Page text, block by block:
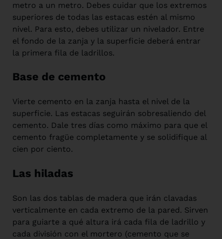
metro a un metro. Debes cuidar que los extremos
superiores de todas las estacas estén al mismo
nivel. Para esto, debes utilizar un nivelador. Entre
el fondo de la zanja y la superficie deberá entrar
la primera fila de ladrillos.
Base de cemento
Vierte cemento en la zanja hasta el nivel de la
superficie. Las estacas seguirán sobresaliendo del
cemento. Dale tres días como máximo para que el
cemento fragüe completamente y se solidifique al
cien por ciento.
Las hiladas
Son las dos tablas de madera que irán clavadas
verticalmente en cada extremo de la pared. Sirven
para guiarte a qué altura irá cada fila de ladrillo y
cada división con el mortero (cemento que se